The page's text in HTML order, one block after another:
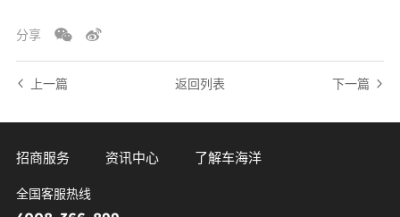
分享
上一篇 返回列表 下一篇
招商服务 资讯中心 了解车海洋
全国客服热线